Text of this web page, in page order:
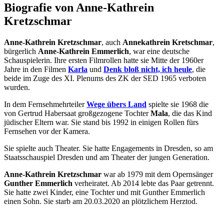
Biografie von Anne-Kathrein
Kretzschmar
Anne-Kathrein Kretzschmar, auch Annekathrein Kretschmar,
bürgerlich Anne-Kathrein Emmerlich, war eine deutsche
Schauspielerin. Ihre ersten Filmrollen hatte sie Mitte der 1960er
Jahre in den Filmen Karla und Denk bloß nicht, ich heule, die
beide im Zuge des XI. Plenums des ZK der SED 1965 verboten
wurden.
In dem FernsehmehrteilerWege übers Land spielte sie 1968 die
von Gertrud Habersaat großgezogene TochterMala, die das Kind
jüdischer Eltern war. Sie stand bis 1992 in einigen Rollen fürs
Fernsehen vor der Kamera.
Sie spielte auch Theater. Sie hatte Engagements in Dresden, so am
Staatsschauspiel Dresden und am Theater der jungen Generation.
Anne-Kathrein Kretzschmar war ab 1979 mit dem Opernsänger
Gunther Emmerlich verheiratet. Ab 2014 lebte das Paar getrennt.
Sie hatte zwei Kinder, eine Tochter und mit Gunther Emmerlich
einen Sohn. Sie starb am 20.03.2020 an plötzlichem Herztod.